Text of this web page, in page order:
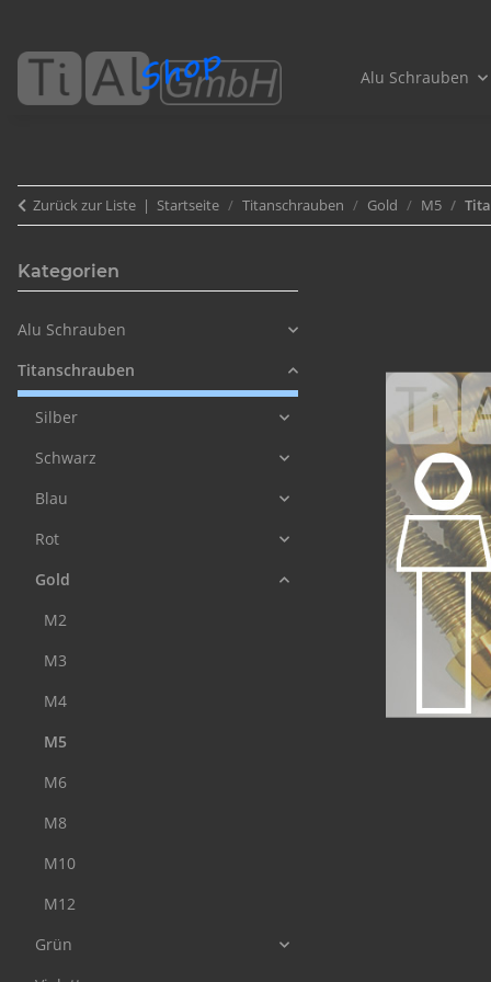
Alu Schrauben
Zurück zur Liste Startseite Titanschrauben Gold M5
Kategorien
Alu Schrauben
Titanschrauben
Silber
Schwarz
Blau
Rot
Gold
M2
M3
M4
M5
M6
M8
M10
M12
Grün